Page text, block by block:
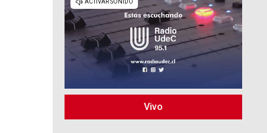
Noticias UdeC
La Discusión
Vivo